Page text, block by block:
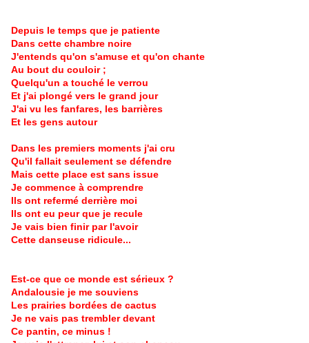
Depuis le temps que je patiente
Dans cette chambre noire
J'entends qu'on s'amuse et qu'on chante
Au bout du couloir ;
Quelqu'un a touché le verrou
Et j'ai plongé vers le grand jour
J'ai vu les fanfares, les barrières
Et les gens autour
Dans les premiers moments j'ai cru
Qu'il fallait seulement se défendre
Mais cette place est sans issue
Je commence à comprendre
Ils ont refermé derrière moi
Ils ont eu peur que je recule
Je vais bien finir par l'avoir
Cette danseuse ridicule...
Est-ce que ce monde est sérieux ?
Andalousie je me souviens
Les prairies bordées de cactus
Je ne vais pas trembler devant
Ce pantin, ce minus !